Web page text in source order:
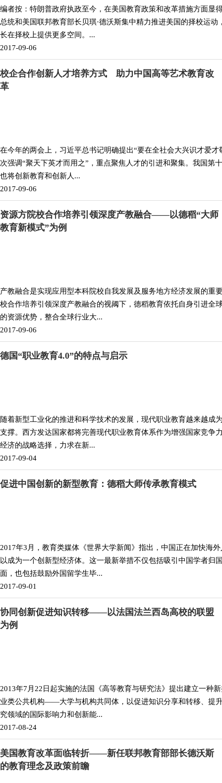
编者按：特朗普政府执政至今，在美国教育政策和改革措施方面显
总统和美国联邦教育部长贝琪·德沃斯集中精力推进美国的择校运动
长在择校上提供更多空间。...
2017-09-06
校企合作创新人才培养方式 助力中国高等艺术教育改
革
在今年的两会上，习近平总书记明确提出“要在全社会大兴识才爱才
次强调“聚天下英才而用之”，重点聚焦人才的引进和聚集。我国第
也将创新教育和创新人...
2017-09-06
资源方院校合作培养引领深度产教融合——以德稻“大师
教育新模式”为例
产教融合是实现应用型本科院校自我发展及服务地方经济发展的重
校合作培养引领深度产教融合的视阈下，德稻教育依托自身引进全
的资源优势，整合全球行业大...
2017-09-06
德国“职业教育4.0”的特点与启示
随着新型工业化的推进和科学技术的发展，现代职业教育越来越成
支撑。西方发达国家都将完善现代职业教育体系作为增强国家竞争
经济的战略选择，力求在新...
2017-09-04
促进中国创新的新型教育：德稻大师传承教育模式
2017年3月，教育类媒体《世界大学新闻》指出，中国正在加快海
以成为一个创新型经济体。这一最新举措不仅包括吸引中国学者归
面，也包括鼓励外国留学生毕...
2017-09-01
协同创新促进知识转移——以法国法兰西岛高校的联盟
为例
2013年7月22日起实施的法国《高等教育与研究法》提出建立一种
业类公共机构——大学与机构共同体，以促进知识分享和转移、提
究领域的国际影响力和创新能...
2017-08-24
美国教育改革面临转折——新任联邦教育部部长德沃斯
的教育理念及政策前瞻